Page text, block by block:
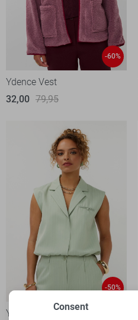
-60%
Ydence Vest
32,00 79,95
-50%
Ydence Gilet
Consent